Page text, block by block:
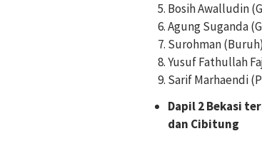
Bosih Awalludin
Agung Suganda
Surohman (Buruh)
Yusuf Fathullah
Sarif Marhaendi
Dapil 2 Bekasi
dan Cibitung